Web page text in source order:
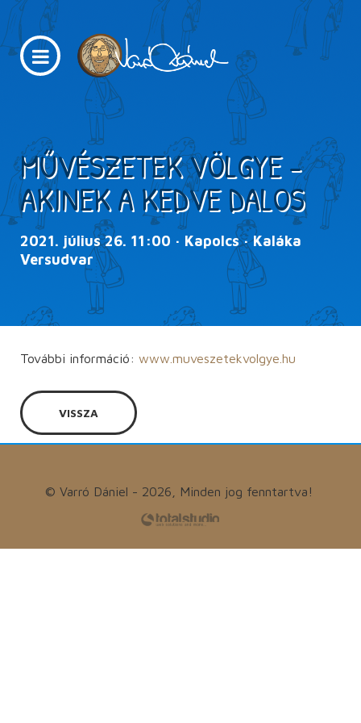
MŰVÉSZETEK VÖLGYE -
AKINEK A KEDVE DALOS
2021. július 26. 11:00 · Kapolcs · Kaláka
Versudvar
További információ: www.muveszetekvolgye.hu
VISSZA
© Varró Dániel - 2026, Minden jog fenntartva!